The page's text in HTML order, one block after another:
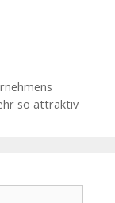
so attraktiv